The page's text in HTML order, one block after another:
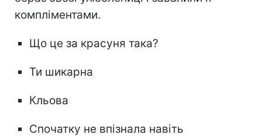
компліментами.
Що це за красуня така?
Ти шикарна
Кльова
Спочатку не впізнала навіть